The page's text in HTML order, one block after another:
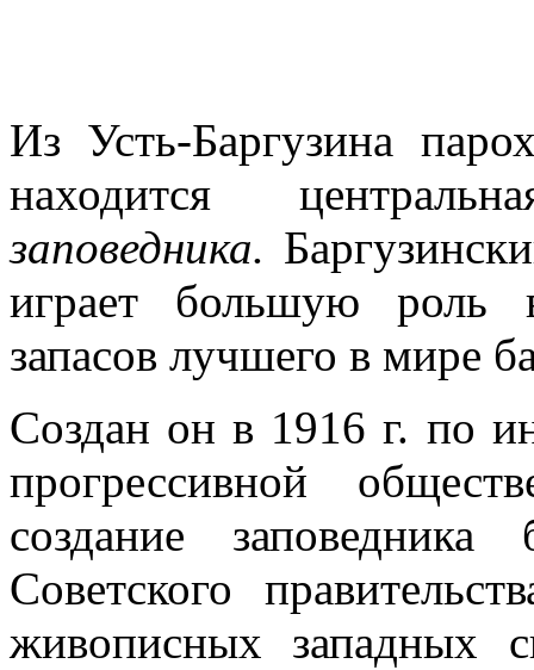
Из Усть-Баргузина
находится
заповедника.
иг­рает большую роль
запасов лучшего в мире
Создан он в 1916 г. по
прогрес­сивной
создание
Советского
живописных за­падных